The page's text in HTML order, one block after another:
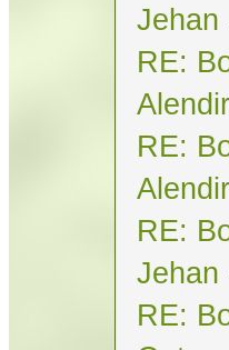
Jehan
RE:
Alendir
RE:
Alendir
RE:
Jehan
RE: